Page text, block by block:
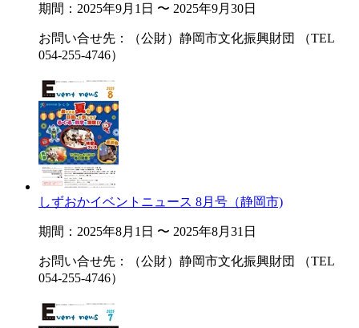
期間：2025年9月1日 〜 2025年9月30日
お問い合せ先：（公財）静岡市文化振興財団 （TEL
054-255-4746）
しずおかイベントニュース 8月号（静岡市)
期間：2025年8月1日 〜 2025年8月31日
お問い合せ先：（公財）静岡市文化振興財団 （TEL
054-255-4746）